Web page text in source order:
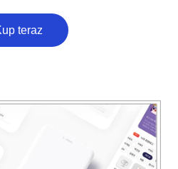
teraz